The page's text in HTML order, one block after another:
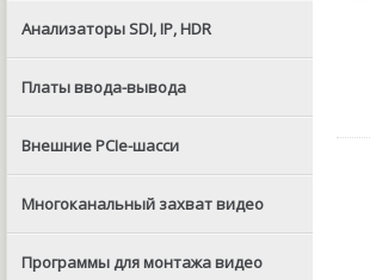
Анализаторы SDI, IP, HDR
Платы ввода-вывода
Внешние PCIe-шасси
Многоканальный захват видео
Программы для монтажа видео